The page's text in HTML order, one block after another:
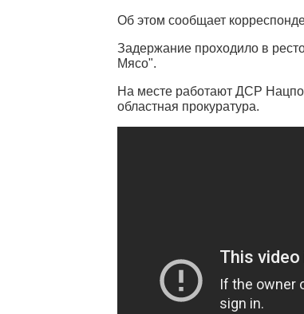
Об этом сообщает
Задержание проходило в
Мясо".
На месте работают ДСР
областная прокуратура.